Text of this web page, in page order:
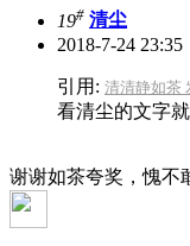
19# 清尘
2018-7-24 23:35
引用: 清清静如茶
看清尘的文字
谢谢如茶夸奖，愧不